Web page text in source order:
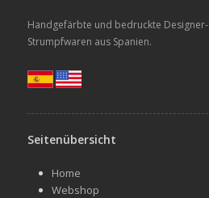
Handgefärbte und bedruckte
Strumpfwaren aus Spanien.
Seitenübersicht
Home
Webshop